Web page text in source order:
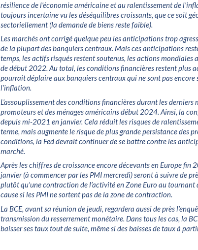
résilience de l’économie américaine et au ralentissement de
toujours incertaine vu les déséquilibres croissants, que ce soit
sectoriellement (la demande de biens reste faible).
Les marchés ont corrigé quelque peu les anticipations trop
de la plupart des banquiers centraux. Mais ces anticipations
temps, les actifs risqués restent soutenus, les actions
de début 2022. Au total, les conditions financières restent plus
pourrait déplaire aux banquiers centraux qui ne sont pas
l’inflation.
L’assouplissement des conditions financières durant les
promoteurs et des ménages américains début 2024. Ainsi, la
depuis mi-2021 en janvier. Cela réduit les risques de
terme, mais augmente le risque de plus grande persistance des
conditions, la Fed devrait continuer de se battre contre les
marché.
Après les chiffres de croissance encore décevants en Europe
janvier (à commencer par les PMI mercredi) seront à suivre de
plutôt qu’une contraction de l’activité en Zone Euro au tournant
cause si les PMI ne sortent pas de la zone de contraction.
La BCE, avant sa réunion de jeudi, regardera aussi de près
transmission du resserrement monétaire. Dans tous les cas, la
baisser ses taux tout de suite, même si des baisses de taux à